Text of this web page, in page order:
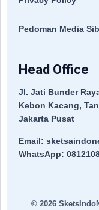
Pedoman Media
Head Office
Jl. Jati Bunder
Kebon Kacang,
Jakarta Pusat
Email:
WhatsApp:
© 2026